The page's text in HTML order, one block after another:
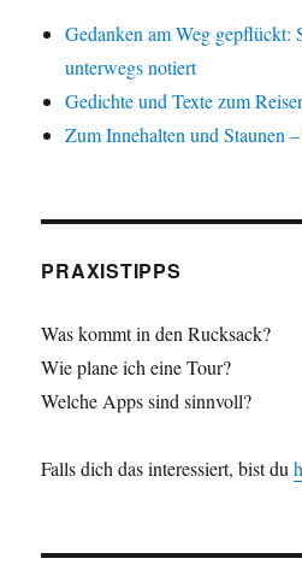
Gedanken am Weg gepflückt:
unterwegs notiert
Gedichte und Texte zum
Zum Innehalten und Staunen
PRAXISTIPPS
Was kommt in den Rucksack?
Wie plane ich eine Tour?
Welche Apps sind sinnvoll?
Falls dich das interessiert, bist du